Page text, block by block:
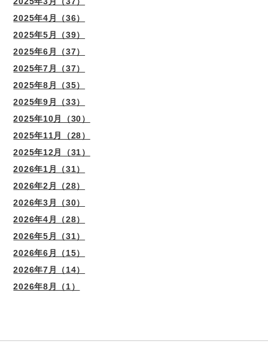
2025年4月（36）
2025年5月（39）
2025年6月（37）
2025年7月（37）
2025年8月（35）
2025年9月（33）
2025年10月（30）
2025年11月（28）
2025年12月（31）
2026年1月（31）
2026年2月（28）
2026年3月（30）
2026年4月（28）
2026年5月（31）
2026年6月（15）
2026年7月（14）
2026年8月（1）